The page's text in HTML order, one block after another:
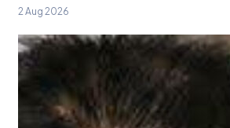
2 Aug 2026